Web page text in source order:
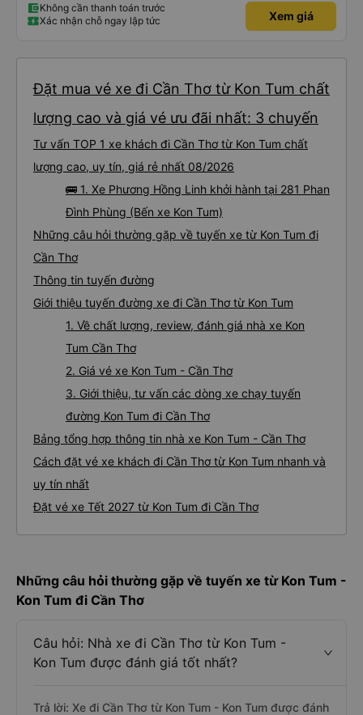
Không cần thanh toán trước
Xác nhận chỗ ngay lập tức
Xem giá
Đặt mua vé xe đi Cần Thơ từ Kon Tum chất
lượng cao và giá vé ưu đãi nhất: 3 chuyến
Tư vấn TOP 1 xe khách đi Cần Thơ từ Kon Tum chất
lượng cao, uy tín, giá rẻ nhất 08/2026
🚌 1. Xe Phương Hồng Linh khởi hành tại 281 Phan
Đình Phùng (Bến xe Kon Tum)
Những câu hỏi thường gặp về tuyến xe từ Kon Tum đi
Cần Thơ
Thông tin tuyến đường
Giới thiệu tuyến đường xe đi Cần Thơ từ Kon Tum
1. Về chất lượng, review, đánh giá nhà xe Kon
Tum Cần Thơ
2. Giá vé xe Kon Tum - Cần Thơ
3. Giới thiệu, tư vấn các dòng xe chạy tuyến
đường Kon Tum đi Cần Thơ
Bảng tổng hợp thông tin nhà xe Kon Tum - Cần Thơ
Cách đặt vé xe khách đi Cần Thơ từ Kon Tum nhanh và
uy tín nhất
Đặt vé xe Tết 2027 từ Kon Tum đi Cần Thơ
Những câu hỏi thường gặp về tuyến xe từ Kon Tum -
Kon Tum đi Cần Thơ
Câu hỏi: Nhà xe đi Cần Thơ từ Kon Tum -
Kon Tum được đánh giá tốt nhất?
Trả lời: Xe đi Cần Thơ từ Kon Tum - Kon Tum được đánh